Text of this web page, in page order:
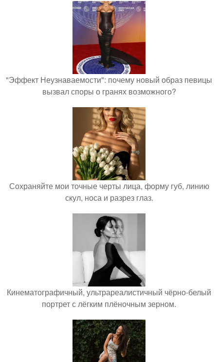
"Эффект Неузнаваемости": почему новый образ певицы
вызвал споры о гранях возможного?
Сохраняйте мои точные черты лица, форму губ, линию
скул, носа и разрез глаз.
Кинематографичный, ультрареалистичный чёрно-белый
портрет с лёгким плёночным зерном.